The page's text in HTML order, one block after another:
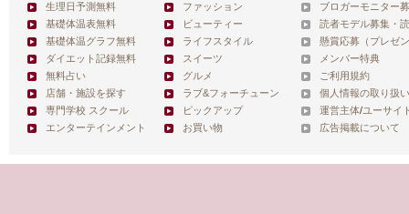
生理日予測無料
基礎体温表無料
基礎体温グラフ無料
ダイエット記録無料
無料占い
店舗・施設を探す
専門学校 スクール
エンターテインメント
ファッション
ビューティー
ライフスタイル
スイーツ
グルメ
ラブ&フォーチューン
ピックアップ
お買い物
ブロガーモニター
読者モデル募集・
懸賞応募（プレゼ
メンバー特典
ご利用規約
個人情報の取り扱
運営主体/ユーサイ
広告掲載について